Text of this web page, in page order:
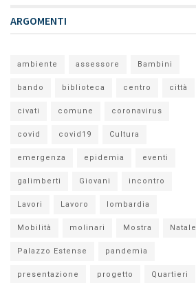
ARGOMENTI
ambiente assessore Bambini
bando biblioteca centro città
civati comune coronavirus
covid covid19 Cultura
emergenza epidemia eventi
galimberti Giovani incontro
Lavori Lavoro lombardia
Mobilità molinari Mostra Natale
Palazzo Estense pandemia
presentazione progetto Quartieri